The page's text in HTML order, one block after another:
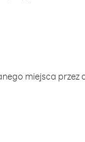
miejsca przez